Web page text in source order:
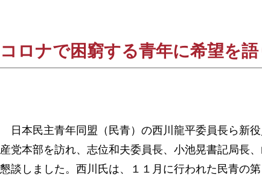
コロナで困窮する青年に希望を
日本民主青年同盟（民青）の西川龍平委員長ら新
産党本部を訪れ、志位和夫委員長、小池晃書記局長
懇談しました。西川氏は、１１月に行われた民青の